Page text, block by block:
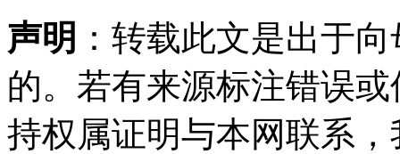
声明 ：转载此文是出于
的。若有来源标注错误
持权属证明与本网联系